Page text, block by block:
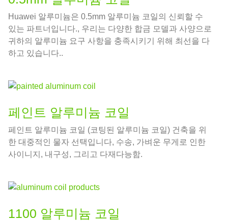
Huawei 알루미늄은 0.5mm 알루미늄 코일의 신뢰할 수
있는 파트너입니다., 우리는 다양한 합금 모델과 사양으로
귀하의 알루미늄 요구 사항을 충족시키기 위해 최선을 다
하고 있습니다..
페인트 알루미늄 코일
페인트 알루미늄 코일 (코팅된 알루미늄 코일) 건축을 위
한 대중적인 물자 선택입니다, 수송, 가벼운 무게로 인한
사이니지, 내구성, 그리고 다재다능함.
1100 알루미늄 코일